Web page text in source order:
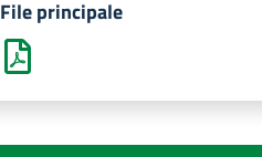
File principale